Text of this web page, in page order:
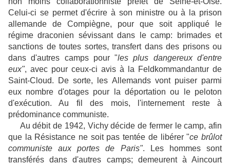
Celui-ci se permet d'écrire à son ministre ou à la prison
allemande de Compiègne, pour que soit appliqué le
régime draconien sévissant dans le camp: brimades et
sanctions de toutes sortes, transfert dans des prisons ou
dans d'autres camps pour "les plus dangereux d'entre
eux", avec pour ceux-ci avis à la Feldkommandantur de
Saint-Cloud. De sorte, les Allemands vont puiser parmi
eux nombre d'otages pour la déportation ou le peloton
d'exécution. Au fil des mois, l'internement reste à
prédominance communiste.
Au débit de 1942, Vichy décide de fermer le camp, afin
que la Résistance ne soit pas tentée de libérer "ce brûlot
communiste aux portes de Paris". Les hommes sont
transférés dans d'autres camps; demeurent à Aincourt